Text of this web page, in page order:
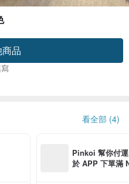
品
看全部 (4)
Pinkoi 幫你付
於 APP 下單滿